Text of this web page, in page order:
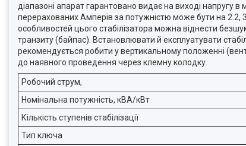
діапазоні апарат гарантовано видає на виході напругу
перерахованих Амперів за потужністю може бути на 2.2,
особливостей цього стабілізатора можна віднести
транзиту (байпас). Встановлювати й експлуатувати
рекомендується робити у вертикальному положенні
до наявного проведення через клемну колодку.
Робочий струм,
Номінальна потужність, кВА/кВт
Кількість ступенів стабілізації
Тип ключа